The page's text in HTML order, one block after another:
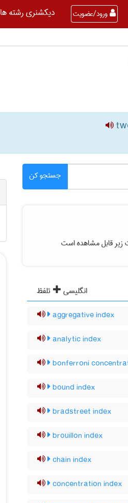
ورود/عضویت دیکشنری رشته ها
جستجو کن
زیر قابل مشاهده است
انگلیسی
تلفظ
aggregative index
analytic index
bonferroni
bound index
bradstreet index
brouillon index
chain index
concentration index